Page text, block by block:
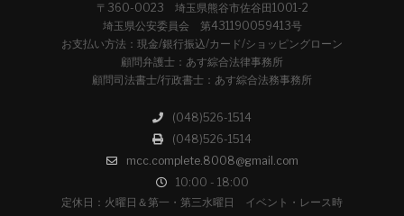
〒360-0023 埼玉県熊谷市佐谷田1001-2
埼玉県公安委員会 第431190059413号
お支払い方法：現金/銀行振込/カード/ショッピングローン
顧問弁護士：あす綜合法律事務所
顧問司法書士/行政書士：あす綜合法務事務所
(048)526-1514
(048)526-1514
mcc.complete.8008@gmail.com
10:00 - 18:00
定休日：火曜日＆第一・第三水曜日 イベント・レース時